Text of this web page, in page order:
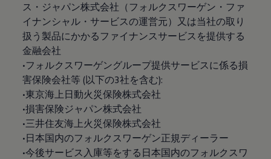
ス・ジャパン株式会社（フォルクスワーゲン・ファ
イナンシャル・サービスの運営元）又は当社の取り
扱う製品にかかるファイナンスサービスを提供する
金融会社
•フォルクスワーゲングループ提供サービスに係る損
害保険会社等 (以下の3社を含む):
•東京海上日動火災保険株式会社
•損害保険ジャパン株式会社
•三井住友海上火災保険株式会社
•日本国内のフォルクスワーゲン正規ディーラー
•今後サービス入庫等をする日本国内のフォルクスワ